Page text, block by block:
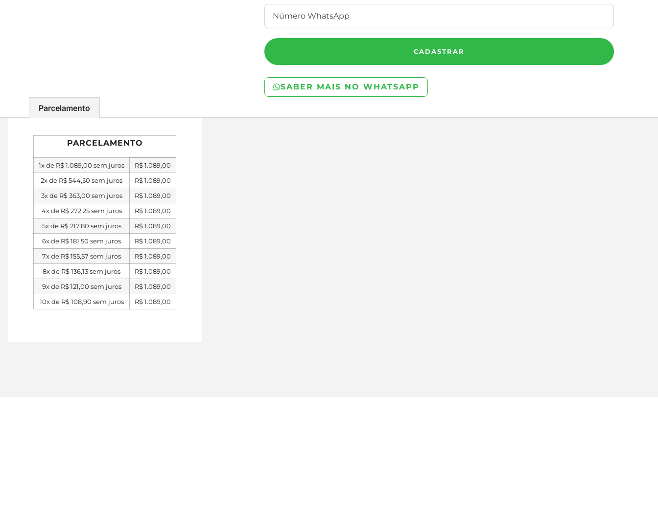
CADASTRAR
SABER MAIS NO WHATSAPP
Parcelamento
PARCELAMENTO
1x de R$1.089,00 sem juros R$1.089,00
2x de R$544,50 sem juros R$1.089,00
3x de R$363,00 sem juros R$1.089,00
4x de R$272,25sem juros R$1.089,00
5x de R$217,80 sem juros R$1.089,00
6x de R$181,50 sem juros R$1.089,00
7x de R$155,57 sem juros R$1.089,00
8x de R$136,13sem juros R$1.089,00
9x de R$121,00 sem juros R$1.089,00
10x de R$108,90 sem juros R$1.089,00